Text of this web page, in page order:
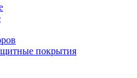
покрытия